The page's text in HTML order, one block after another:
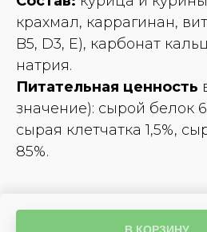
крахмал, каррагинан,
B5, D3, E), карбонат
натрия.
Питательная ценность
значение): сырой белок
сырая клетчатка 1,5%,
85%.